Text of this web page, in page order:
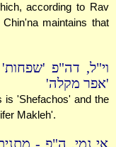
according to Rav
maintains that
וי"ל, דה"פ 'שפחות'
'אפר מקלה'
is 'Shefachos' and the
Makleh'.
אי נמי, ה"פ -